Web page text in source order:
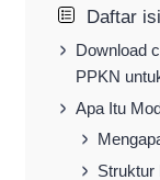
Daftar
Download
PPKN
Apa Itu
Struktur